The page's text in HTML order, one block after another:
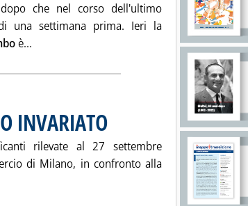
che nel corso dell'ultimo
una settimana prima. Ieri la
è... Leggi tutta la notizia: 'MERCATO,
INVARIATO . Pubblicata giovedì 29 settembre 2005
rilevate al 27 settembre
di Milano, in confronto alla
la notizia: 'LUBRIFICANTI, LISTINO MILANO